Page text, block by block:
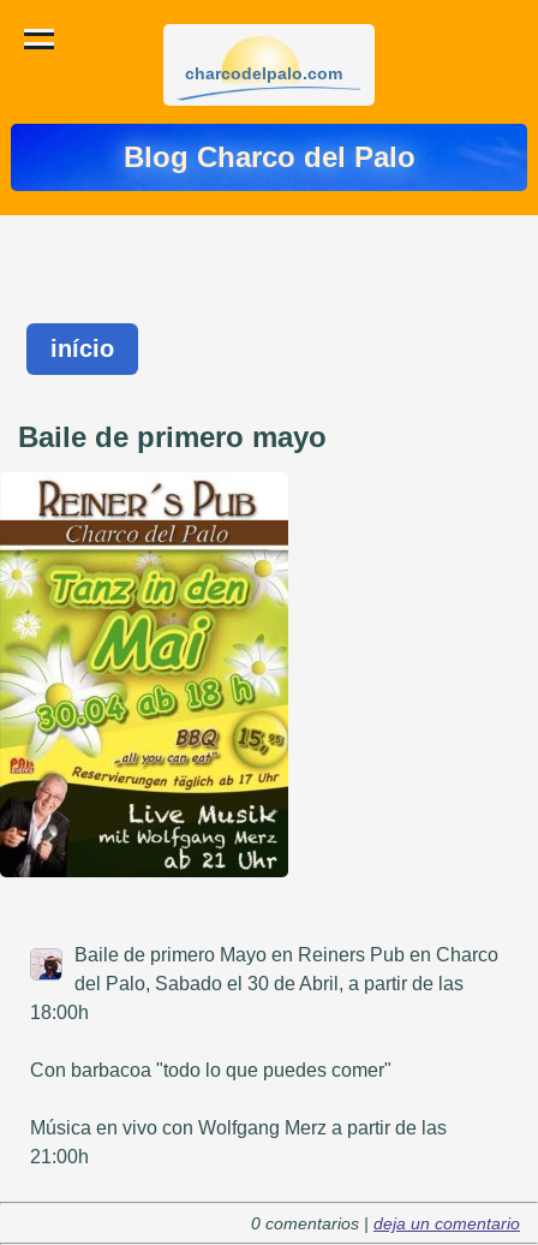
charcodelpalo.com
Blog Charco del Palo
início
Baile de primero mayo
Baile de primero Mayo en Reiners Pub en Charco
del Palo, Sabado el 30 de Abril, a partir de las
18:00h
Con barbacoa "todo lo que puedes comer"
Música en vivo con Wolfgang Merz a partir de las
21:00h
0 comentarios | deja un comentario